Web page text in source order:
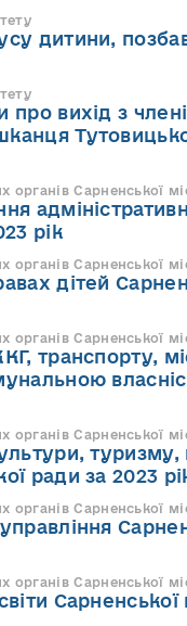
дитини,
про вихід з
органів Сарненської
рік
органів Сарненської
дітей
органів Сарненської
транспорту,
органів Сарненської
ради за 2023
органів Сарненської
органів Сарненської